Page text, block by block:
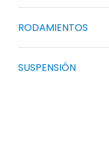
RODAMIENTOS
SUSPENSIÓN